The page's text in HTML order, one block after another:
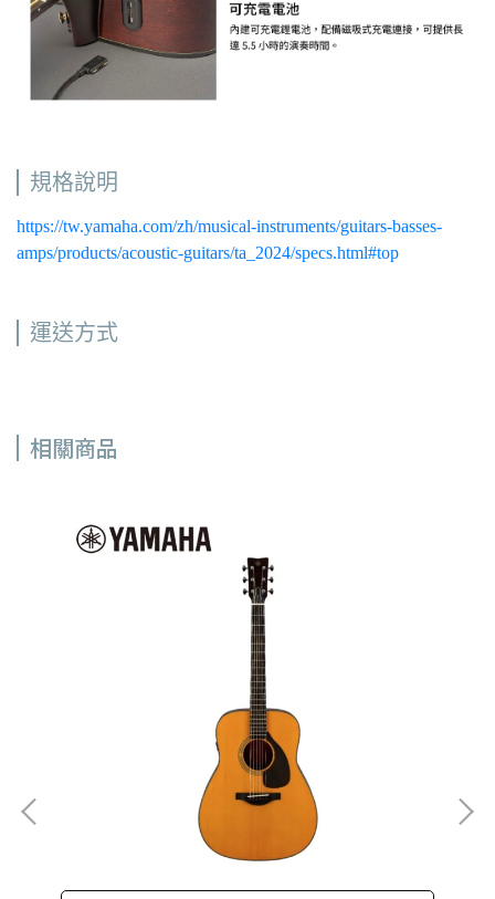
規格說明
https://tw.yamaha.com/zh/musical-instruments/guitars-basses-
amps/products/acoustic-guitars/ta_2024/specs.html#top
運送方式
相關商品